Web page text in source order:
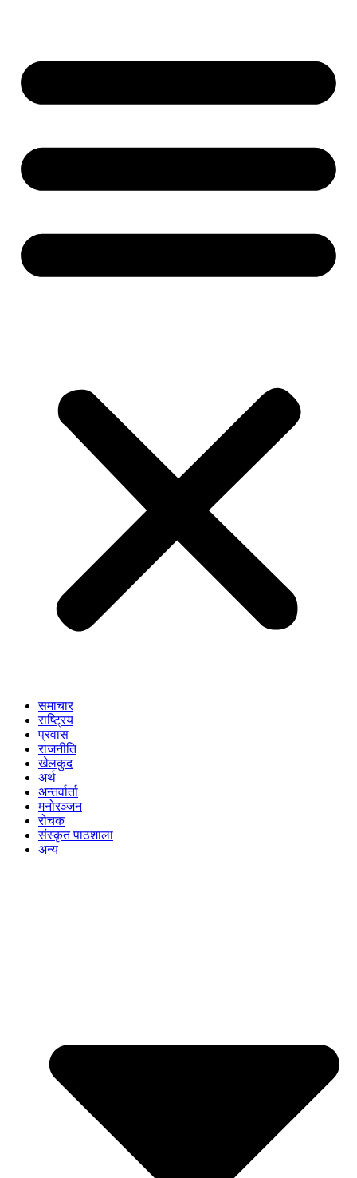
समाचार
राष्ट्रिय
प्रवास
राजनीति
खेलकुद
अर्थ
अन्तर्वार्ता
मनोरञ्जन
रोचक
संस्कृत पाठशाला
अन्य